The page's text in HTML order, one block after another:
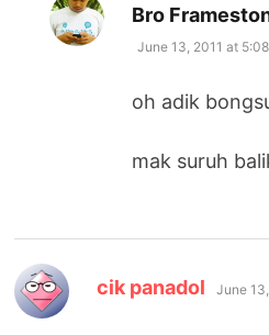
Bro
June 13, 2011 at
oh adik
mak suruh
cik panadol says:
June